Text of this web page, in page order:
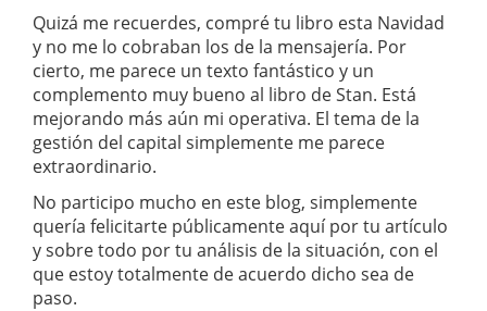
Quizá me recuerdes, compré tu libro esta Navidad
y no me lo cobraban los de la mensajería. Por
cierto, me parece un texto fantástico y un
complemento muy bueno al libro de Stan. Está
mejorando más aún mi operativa. El tema de la
gestión del capital simplemente me parece
extraordinario.
No participo mucho en este blog, simplemente
quería felicitarte públicamente aquí por tu artículo
y sobre todo por tu análisis de la situación, con el
que estoy totalmente de acuerdo dicho sea de
paso.